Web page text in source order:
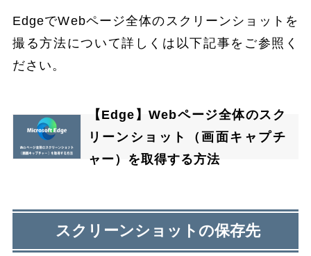
EdgeでWebページ全体のスクリーンショットを
撮る方法について詳しくは以下記事をご参照く
ださい。
【Edge】Webページ全体のスク
リーンショット（画面キャプチ
ャー）を取得する方法
スクリーンショットの保存先